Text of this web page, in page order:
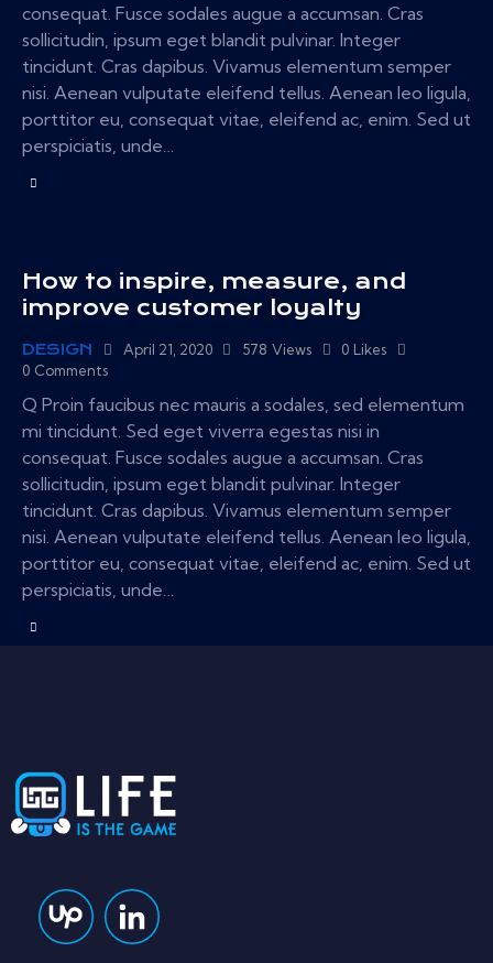
consequat. Fusce sodales augue a accumsan. Cras
sollicitudin, ipsum eget blandit pulvinar. Integer
tincidunt. Cras dapibus. Vivamus elementum semper
nisi. Aenean vulputate eleifend tellus. Aenean leo ligula,
porttitor eu, consequat vitae, eleifend ac, enim. Sed ut
perspiciatis, unde…
How to inspire, measure, and
improve customer loyalty
DESIGN April 21, 2020 578 Views 0 Likes
0 Comments
Q Proin faucibus nec mauris a sodales, sed elementum
mi tincidunt. Sed eget viverra egestas nisi in
consequat. Fusce sodales augue a accumsan. Cras
sollicitudin, ipsum eget blandit pulvinar. Integer
tincidunt. Cras dapibus. Vivamus elementum semper
nisi. Aenean vulputate eleifend tellus. Aenean leo ligula,
porttitor eu, consequat vitae, eleifend ac, enim. Sed ut
perspiciatis, unde…